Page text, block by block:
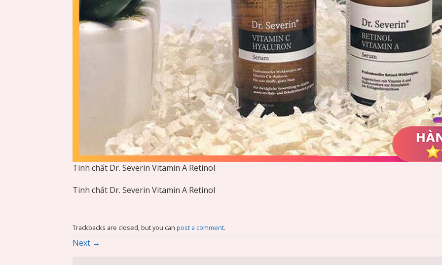
Tinh chất Dr. Severin Vitamin A Retinol
Tinh chất Dr. Severin Vitamin A Retinol
Trackbacks are closed, but you can post a comment.
Next →